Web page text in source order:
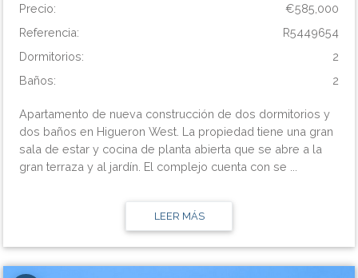
Precio:
€585,000
Referencia:
R5449654
Dormitorios:
2
Baños:
2
Apartamento de nueva construcción de dos dormitorios y
dos baños en Higueron West. La propiedad tiene una gran
sala de estar y cocina de planta abierta que se abre a la
gran terraza y al jardín. El complejo cuenta con se ...
LEER MÁS